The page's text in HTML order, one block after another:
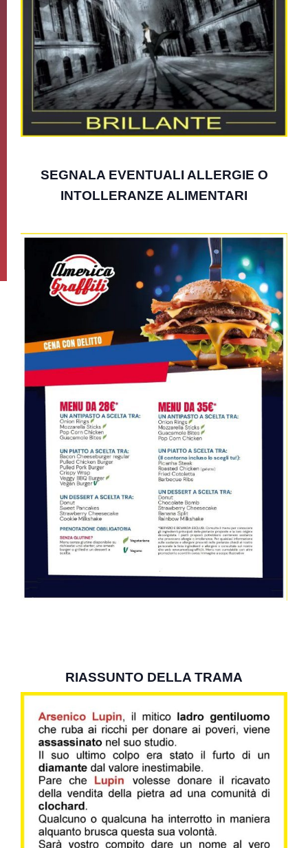
SEGNALA EVENTUALI ALLERGIE O
INTOLLERANZE ALIMENTARI
RIASSUNTO DELLA TRAMA